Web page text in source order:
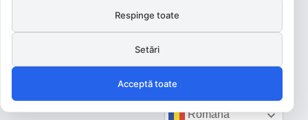
Plățile online efectuate pe acest site
sunt procesate de către Netopia Payments
și beneficiază de 3D-Secure.
Română
Respinge toate
Setări
Acceptă toate